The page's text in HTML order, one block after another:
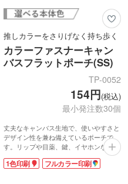
推しカラーをさりげなく持ち歩く
カラーファスナーキャン
バスフラットポーチ(SS)
TP-0052
154円(税込)
最小発注数30個
丈夫なキャンバス生地で、使いやすさと
デザイン性を兼ね備えているポーチで
す。リップや目薬、鍵、イヤホンなど小
物入れに最適なサイズ。アクセントにな
るカラーファスナーがポイント。フラッ
1色印刷 フルカラー印刷